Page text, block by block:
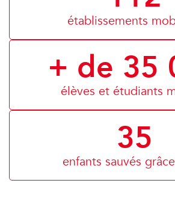
établissements
+ de 35
élèves et étudiants
35
enfants sauvés